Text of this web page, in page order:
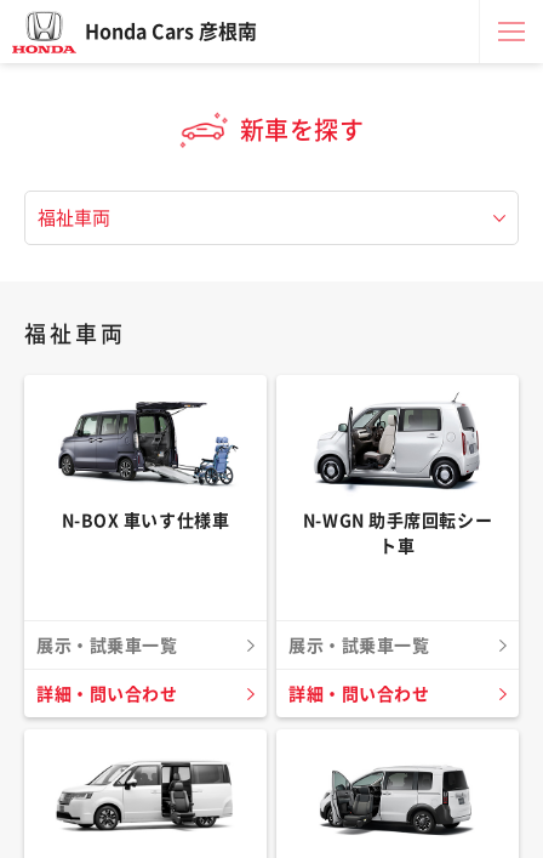
Honda Cars 彦根南
新車を探す
福祉車両
N-BOX 車いす仕様車
展示・試乗車一覧
詳細・問い合わせ
N-WGN 助手席回転シー
ト車
展示・試乗車一覧
詳細・問い合わせ